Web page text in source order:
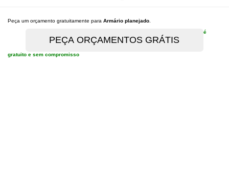
Peça um orçamento gratuitamente para Armário planejado
é
gratuito e sem compromisso